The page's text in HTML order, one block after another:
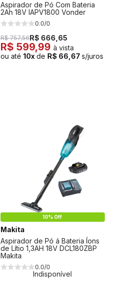
Aspirador de Pó Com Bateria
2Ah 18V IAPV1800 Vonder
0.0/0
R$ 757,56R$ 666,65
R$ 599,99 à vista
ou até 10x de R$ 66,67 s/juros
10% Off
Makita
Aspirador de Pó á Bateria Íons
de Lítio 1,3AH 18V DCL180ZBP
Makita
0.0/0
Indisponível